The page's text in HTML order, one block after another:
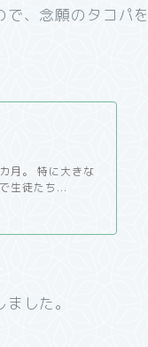
、念願のタコパを
月。 特に大きな
生徒たち...
した。